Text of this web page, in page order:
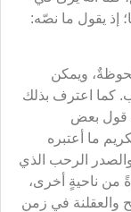
إذ يقول ما نصّه:
ويمكن
كما اعترف بذلك
قول بعض
ما أعتبره
والصدر الرحب الذي
من ناحيةٍ أخرى،
والعقلنة في زمن